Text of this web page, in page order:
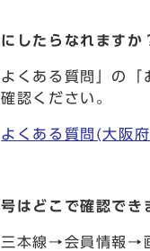
したらなれますか
くある質問」の「
認ください。
よくある質問(大阪
はどこで確認でき
本線→会員情報→